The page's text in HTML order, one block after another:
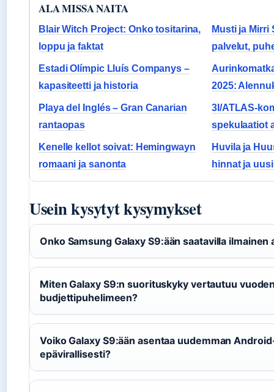
ALA MISSA NAITA
Blair Witch Project: Onko tositarina,
loppu ja faktat
Musti ja Mirri
palvelut,
Estadi Olímpic Lluís Companys –
kapasiteetti ja historia
2025:
Playa del Inglés – Gran Canarian
rantaopas
3I/ATLAS-
spekulaatiot
Kenelle kellot soivat: Hemingwayn
romaani ja sanonta
Huvila ja
hinnat ja
Usein kysytyt kysymykset
Onko Samsung Galaxy S9:ään saatavilla ilmainen
Miten Galaxy S9:n suorituskyky vertautuu
budjettipuhelimeen?
Voiko Galaxy S9:ään asentaa uudemman
epävirallisesti?